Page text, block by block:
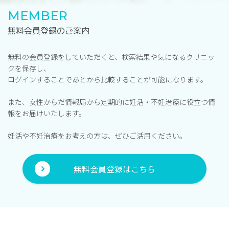
MEMBER
無料会員登録のご案内
無料の会員登録をしていただくと、検索結果や気になるクリニッ
クを保存し、
ログインすることであとから比較することが可能になります。
また、女性からだ情報局から定期的に妊活・不妊治療に役立つ情
報をお届けいたします。
妊活や不妊治療をお考えの方は、ぜひご活用ください。
無料会員登録はこちら